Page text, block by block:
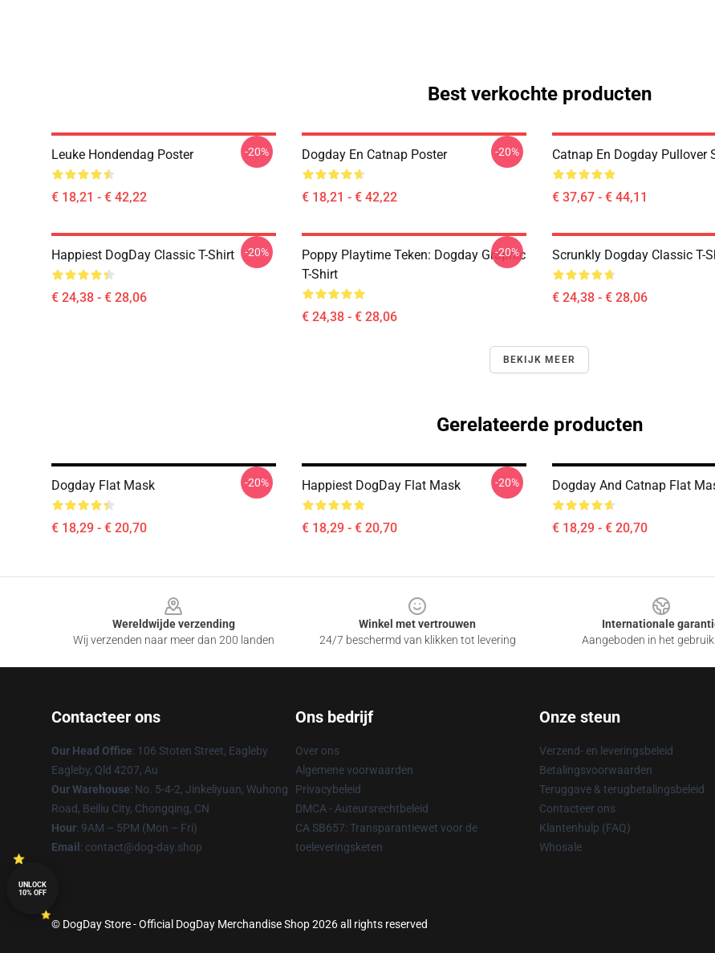
Best verkochte producten
Leuke Hondendag Poster
€ 18,21 - € 42,22
-20% Dogday En Catnap Poster
€ 18,21 - € 42,22
-20% Catnap En Dogday Pullover
€ 37,67 - € 44,11
Happiest DogDay Classic T-Shirt
€ 24,38 - € 28,06
-20%
Poppy Playtime Teken: Dogday Graphic
T-Shirt
€ 24,38 - € 28,06
-20% Scrunkly Dogday Classic T-
€ 24,38 - € 28,06
BEKIJK MEER
Gerelateerde producten
Dogday Flat Mask
€ 18,29 - € 20,70
-20% Happiest DogDay Flat Mask
€ 18,29 - € 20,70
-20% Dogday And Catnap Flat
€ 18,29 - € 20,70
Wereldwijde verzending
Wij verzenden naar meer dan 200 landen
Winkel met vertrouwen
24/7 beschermd van klikken tot levering
Internationale
Aangeboden in het
Contacteer ons
Our Head Office: 106 Stoten Street, Eagleby
Eagleby, Qld 4207, Au
Our Warehouse: No. 5-4-2, Jinkeliyuan, Wuhong
Road, Beiliu City, Chongqing, CN
Hour: 9AM – 5PM (Mon – Fri)
Email : contact@dog-day.shop
Ons bedrijf
Over ons
Algemene voorwaarden
Privacybeleid
DMCA - Auteursrechtbeleid
CA SB657: Transparantiewet voor de
toeleveringsketen
Onze steun
Verzend- en leveringsbeleid
Betalingsvoorwaarden
Teruggave & terugbetalingsbeleid
Contacteer ons
Klantenhulp (FAQ)
Whosale
© DogDay Store - Official DogDay Merchandise Shop 2026 all rights reserved
UNLOCK
10% OFF